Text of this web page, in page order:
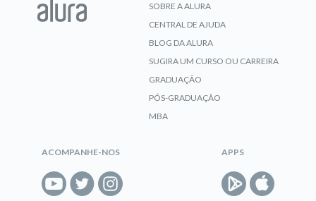
SOBRE A ALURA
CENTRAL DE AJUDA
BLOG DA ALURA
SUGIRA UM CURSO OU CARREIRA
GRADUAÇÃO
PÓS-GRADUAÇÃO
MBA
ACOMPANHE-NOS APPS